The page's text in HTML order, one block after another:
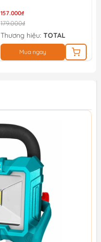
157.000₫
179.000₫
Thương hiệu: TOTAL
Mua ngay